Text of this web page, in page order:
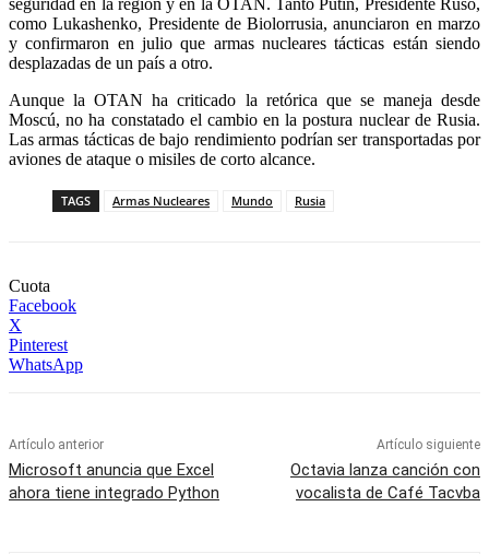
seguridad en la región y en la OTAN. Tanto Putin, Presidente Ruso,
como Lukashenko, Presidente de Biolorrusia, anunciaron en marzo
y confirmaron en julio que armas nucleares tácticas están siendo
desplazadas de un país a otro.
Aunque la OTAN ha criticado la retórica que se maneja desde
Moscú, no ha constatado el cambio en la postura nuclear de Rusia.
Las armas tácticas de bajo rendimiento podrían ser transportadas por
aviones de ataque o misiles de corto alcance.
TAGS Armas Nucleares Mundo Rusia
Cuota
Facebook
X
Pinterest
WhatsApp
Artículo anterior
Microsoft anuncia que Excel
ahora tiene integrado Python
Artículo siguiente
Octavia lanza canción con
vocalista de Café Tacvba